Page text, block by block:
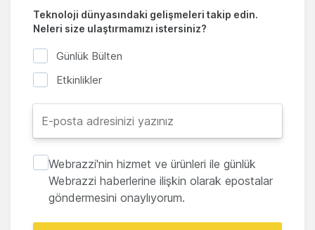
Teknoloji dünyasındaki gelişmeleri takip edin.
Neleri size ulaştırmamızı istersiniz?
Günlük Bülten
Etkinlikler
Webrazzi'nin hizmet ve ürünleri ile günlük
Webrazzi haberlerine ilişkin olarak epostalar
göndermesini onaylıyorum.